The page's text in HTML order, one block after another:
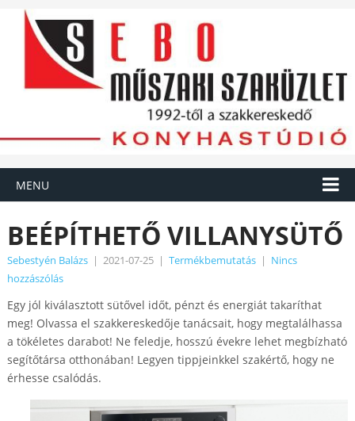
MENU
BEÉPÍTHETŐ VILLANYSÜTŐ
Sebestyén Balázs | 2021-07-25 | Termékbemutatás | Nincs
hozzászólás
Egy jól kiválasztott sütővel időt, pénzt és energiát takaríthat
meg! Olvassa el szakkereskedője tanácsait, hogy megtalálhassa
a tökéletes darabot! Ne feledje, hosszú évekre lehet megbízható
segítőtársa otthonában! Legyen tippjeinkkel szakértő, hogy ne
érhesse csalódás.